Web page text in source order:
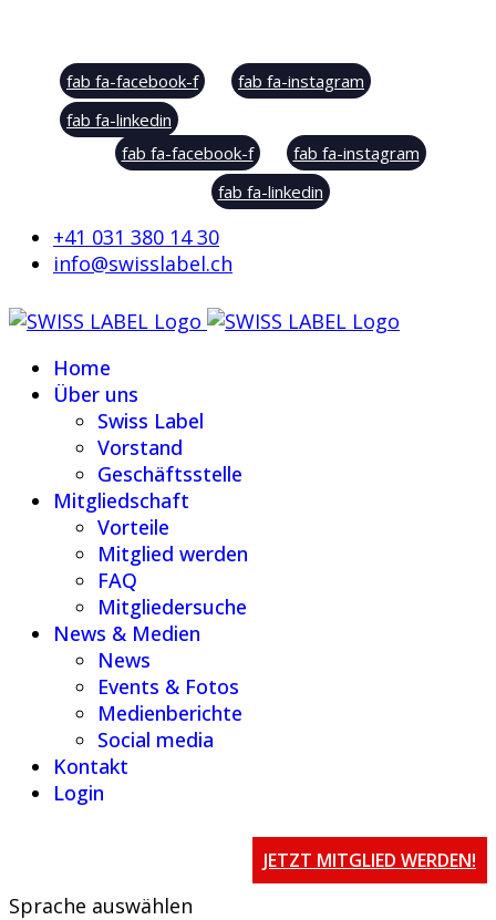
fab fa-facebook-f
fab fa-instagram
fab fa-linkedin
fab fa-facebook-f
fab fa-instagram
fab fa-linkedin
+41 031 380 14 30
info@swisslabel.ch
Home
Über uns
Swiss Label
Vorstand
Geschäftsstelle
Mitgliedschaft
Vorteile
Mitglied werden
FAQ
Mitgliedersuche
News & Medien
News
Events & Fotos
Medienberichte
Social media
Kontakt
Login
JETZT MITGLIED WERDEN!
Sprache auswählen